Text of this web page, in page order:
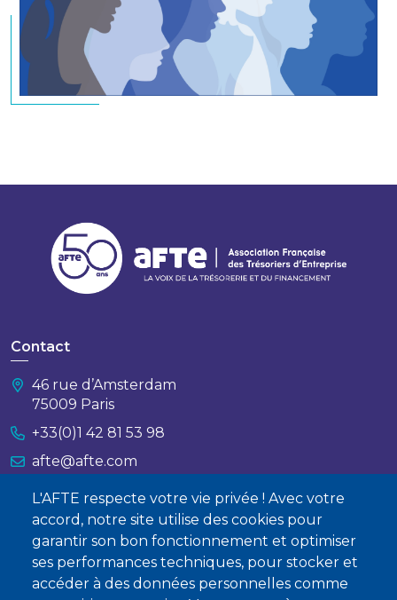
L'AFTE respecte votre vie privée ! Avec votre
accord, notre site utilise des cookies pour
garantir son bon fonctionnement et optimiser
ses performances techniques, pour stocker et
accéder à des données personnelles comme
Contact
46 rue d’Amsterdam
75009 Paris
+33(0)1 42 81 53 98
afte@afte.com
Nous contacter
À propos
Qui sommes-nous ?